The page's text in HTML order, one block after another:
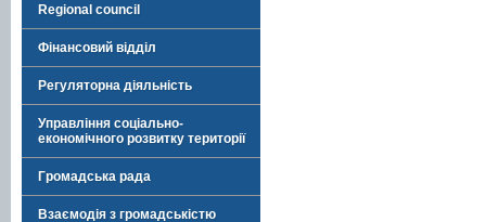
Regional council
Фінансовий відділ
Регуляторна діяльність
Управління соціально-
економічного розвитку території
Громадська рада
Взаємодія з громадськістю